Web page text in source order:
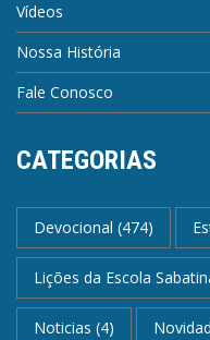
Vídeos
Nossa História
Fale Conosco
CATEGORIAS
Devocional (474)
Lições da Escola
Noticias (4)